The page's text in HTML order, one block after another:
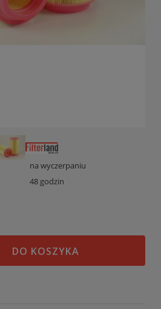
na wyczerpaniu
48 godzin
DO KOSZYKA